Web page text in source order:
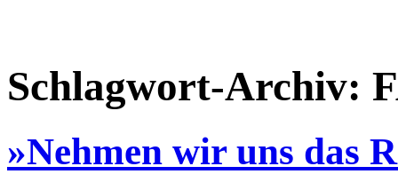
Schlagwort-Archiv:
»Nehmen wir uns das